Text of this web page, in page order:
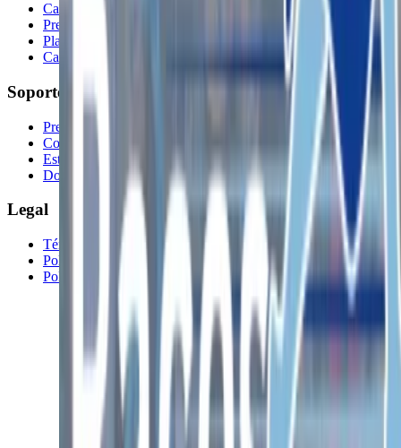
Características
Precios
Plataforma
Calendario
Soporte
Preguntas frecuentes
Contacto
Estado del Sistema
Documentación API
Legal
Términos y Condiciones
Política de Privacidad
Política de Cookies